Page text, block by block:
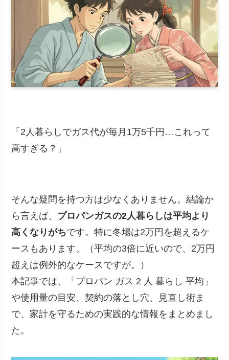
「2人暮らしでガス代が毎月1万5千円…これって
高すぎる？」
そんな疑問を持つ方は少なくありません。結論か
ら言えば、 プロパンガスの2人暮らしは平均より
高くなりがちです。特に冬場は2万円を超えるケ
ースもあります。（平均の3倍に近いので、2万円
超えは例外的なケースですが。）
本記事では、「プロパン ガス 2 人 暮らし 平均」
や使用量の目安、契約の落とし穴、見直し術ま
で、家計を守るための実践的な情報をまとめまし
た。